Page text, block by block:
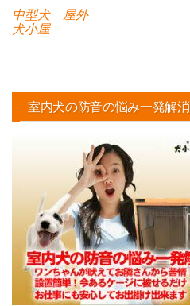
中型犬 屋外
犬小屋
室内犬の防音の悩み一発解消